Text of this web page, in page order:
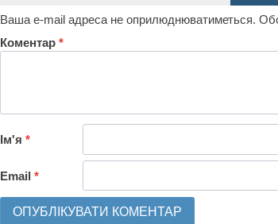
Ваша e-mail адреса не оприлюднюватиметься.
Коментар *
Ім'я *
Email *